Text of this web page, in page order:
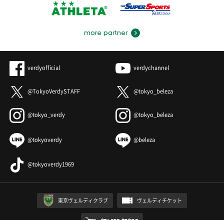
more partner
verdyofficial verdychannel
@TokyoVerdySTAFF @tokyo_beleza
@tokyo_verdy @tokyo_beleza
@tokyoverdy @beleza
@tokyoverdy1969
東京ヴェルディクラブ ヴェルディチケット